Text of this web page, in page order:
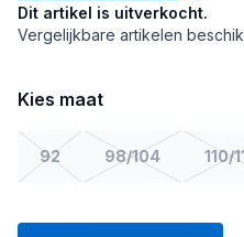
Dit artikel is uitverkocht.
Vergelijkbare artikelen
Kies maat
92 98/104 110/